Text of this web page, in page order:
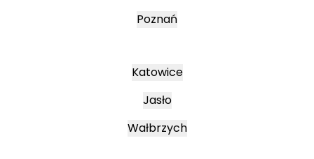
Poznań
Katowice
Jasło
Wałbrzych